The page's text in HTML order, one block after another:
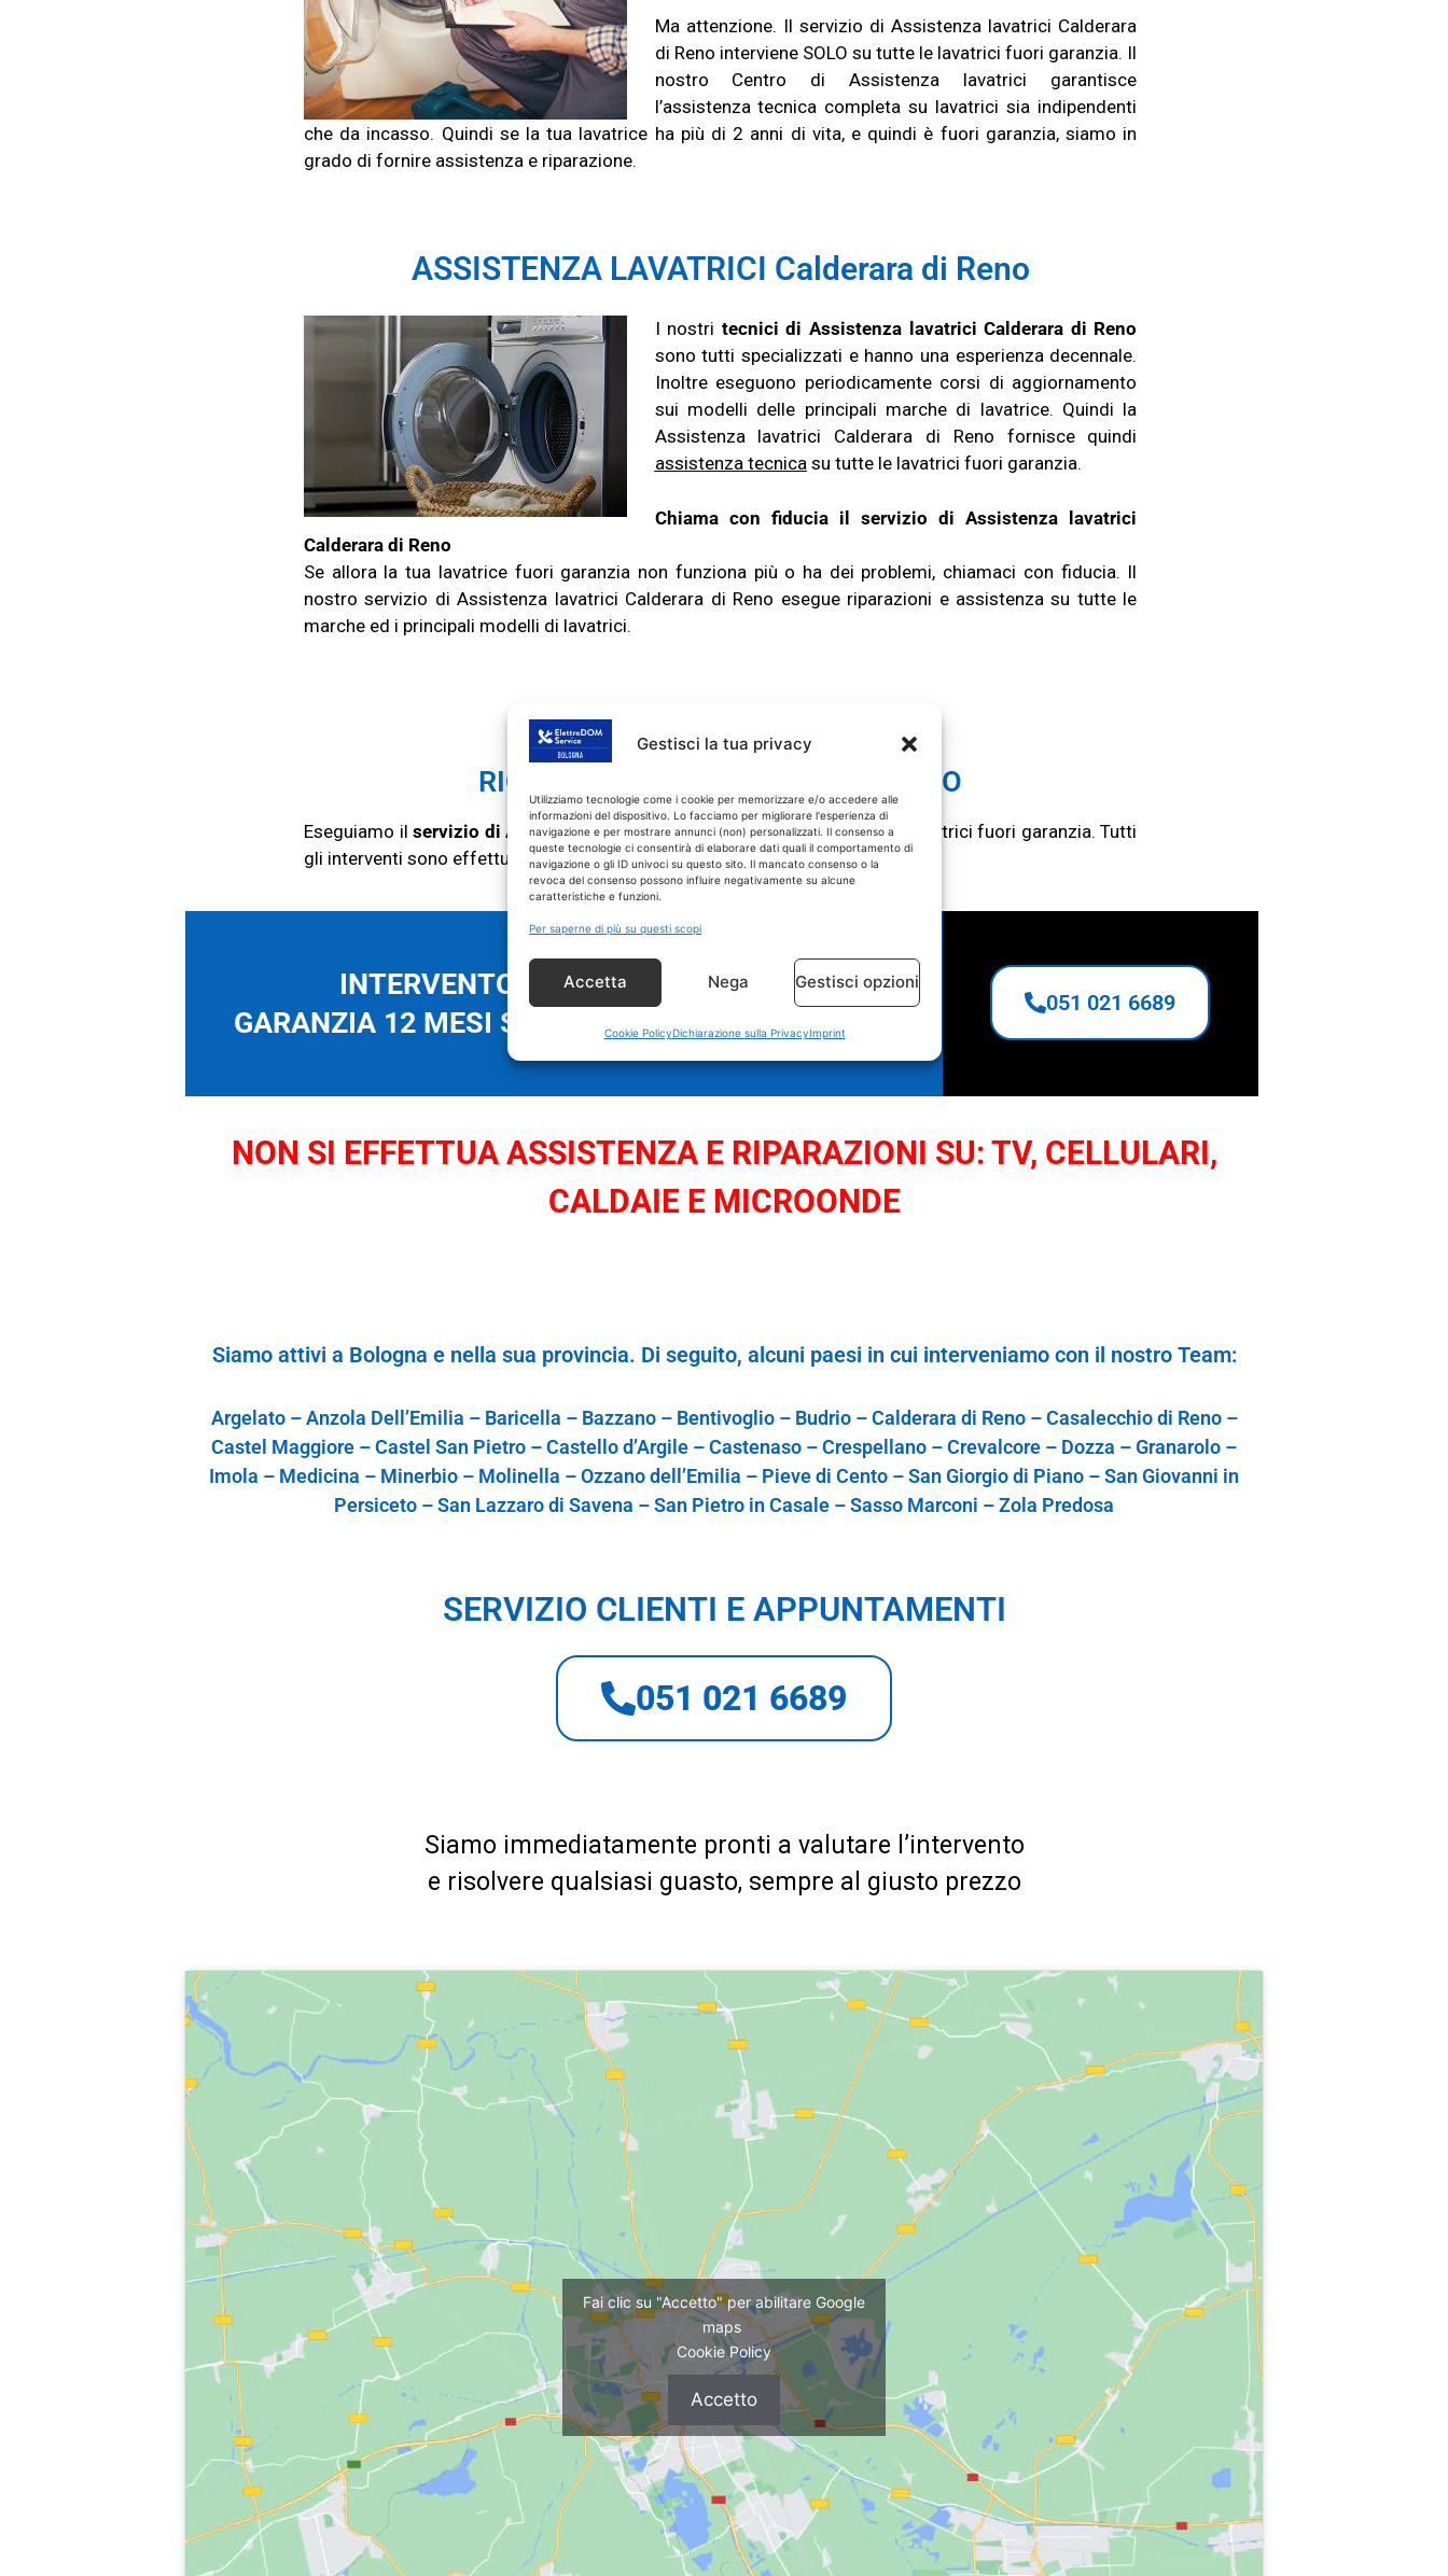
Gestisci la tua privacy
Utilizziamo tecnologie come i cookie per memorizzare e/o accedere alle
informazioni del dispositivo. Lo facciamo per migliorare l'esperienza di
navigazione e per mostrare annunci (non) personalizzati. Il consenso a
queste tecnologie ci consentirà di elaborare dati quali il comportamento di
navigazione o gli ID univoci su questo sito. Il mancato consenso o la
revoca del consenso possono influire negativamente su alcune
caratteristiche e funzioni.
Per saperne di più su questi scopi
Accetta Nega Gestisci opzioni
Cookie PolicyDichiarazione sulla PrivacyImprint
Ma attenzione. Il servizio di Assistenza lavatrici Calderara
di Reno interviene SOLO su tutte le lavatrici fuori garanzia. Il
nostro Centro di Assistenza lavatrici garantisce
l’assistenza tecnica completa su lavatrici sia indipendenti
che da incasso. Quindi se la tua lavatrice ha più di 2 anni di vita, e quindi è fuori garanzia, siamo in
grado di fornire assistenza e riparazione.
ASSISTENZA LAVATRICI Calderara di Reno
I nostri tecnici di Assistenza lavatrici Calderara di Reno
sono tutti specializzati e hanno una esperienza decennale.
Inoltre eseguono periodicamente corsi di aggiornamento
sui modelli delle principali marche di lavatrice. Quindi la
Assistenza lavatrici Calderara di Reno fornisce quindi
assistenza tecnicasu tutte le lavatrici fuori garanzia.
Chiama con fiducia il servizio di Assistenza lavatrici
Calderara di Reno
Se allora la tua lavatrice fuori garanzia non funziona più o ha dei problemi, chiamaci con fiducia. Il
nostro servizio di Assistenza lavatrici Calderara di Reno esegue riparazioni e assistenza su tutte le
marche ed i principali modelli di lavatrici.
ASSISTENZA LAVATRICI
Calderara di Reno
RICAMBI CON GARANZIA DI 1 ANNO
Eseguiamo ilservizio di Assistenza Lavatrici Calderara di Reno SOLOsu lavatrici fuori garanzia.Tutti
gli interventi sono effettuati con ricambi coperti da garanzia di 1 anno.
INTERVENTO IN MENO DI 48 ORE!
GARANZIA 12 MESI SU TUTTI I PEZZI SOSTITUITI
051 021 6689
NON SI EFFETTUA ASSISTENZA E RIPARAZIONI SU: TV, CELLULARI,
CALDAIE E MICROONDE
Siamo attivi a Bologna e nella sua provincia. Di seguito, alcuni paesi in cui interveniamo con il nostro Team:
Argelato – Anzola Dell’Emilia – Baricella – Bazzano – Bentivoglio – Budrio – Calderara di Reno – Casalecchio di Reno –
Castel Maggiore – Castel San Pietro – Castello d’Argile – Castenaso – Crespellano – Crevalcore – Dozza – Granarolo –
Imola – Medicina – Minerbio – Molinella – Ozzano dell’Emilia – Pieve di Cento – San Giorgio di Piano – San Giovanni in
Persiceto – San Lazzaro di Savena – San Pietro in Casale – Sasso Marconi – Zola Predosa
SERVIZIO CLIENTI E APPUNTAMENTI
051 021 6689
Siamo immediatamente pronti a valutare l’intervento
e risolvere qualsiasi guasto, sempre al giusto prezzo
Fai clic su "Accetto" per abilitare Google
maps
Cookie Policy
Accetto